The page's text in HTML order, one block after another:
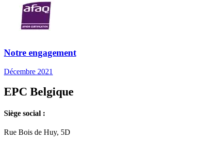
Notre engagement
Décembre 2021
EPC Belgique
Siège social :
Rue Bois de Huy, 5D